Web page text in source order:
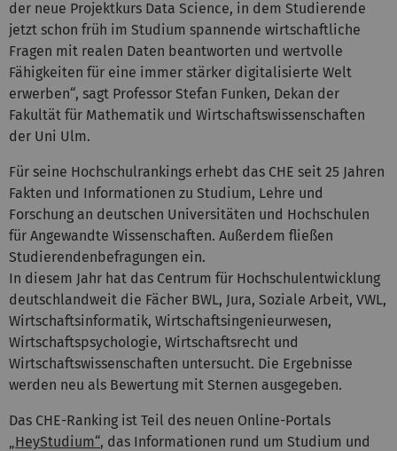
der neue Projektkurs Data Science, in dem Studierende
jetzt schon früh im Studium spannende wirtschaftliche
Fragen mit realen Daten beantworten und wertvolle
Fähigkeiten für eine immer stärker digitalisierte Welt
erwerben“, sagt Professor Stefan Funken, Dekan der
Fakultät für Mathematik und Wirtschaftswissenschaften
der Uni Ulm.
Für seine Hochschulrankings erhebt das CHE seit 25 Jahren
Fakten und Informationen zu Studium, Lehre und
Forschung an deutschen Universitäten und Hochschulen
für Angewandte Wissenschaften. Außerdem fließen
Studierendenbefragungen ein.
In diesem Jahr hat das Centrum für Hochschulentwicklung
deutschlandweit die Fächer BWL, Jura, Soziale Arbeit, VWL,
Wirtschaftsinformatik, Wirtschaftsingenieurwesen,
Wirtschaftspsychologie, Wirtschaftsrecht und
Wirtschaftswissenschaften untersucht. Die Ergebnisse
werden neu als Bewertung mit Sternen ausgegeben.
Das CHE-Ranking ist Teil des neuen Online-Portals
„HeyStudium“, das Informationen rund um Studium und